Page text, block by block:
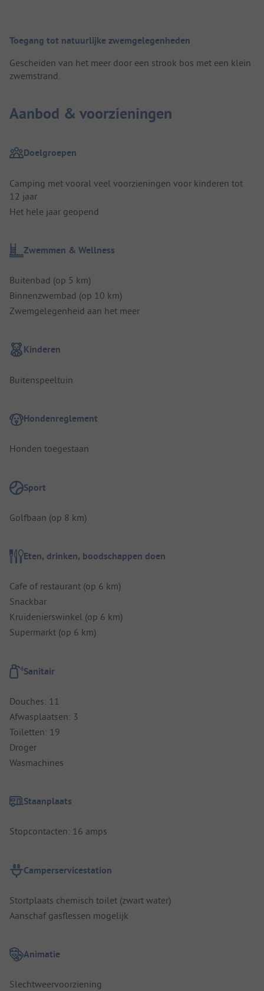
Toegang tot natuurlijke zwemgelegenheden
Gescheiden van het meer door een strook bos met een klein
zwemstrand.
Aanbod & voorzieningen
Doelgroepen
Camping met vooral veel voorzieningen voor kinderen tot
12 jaar
Het hele jaar geopend
Zwemmen & Wellness
Buitenbad (op 5 km)
Binnenzwembad (op 10 km)
Zwemgelegenheid aan het meer
Kinderen
Buitenspeeltuin
Hondenreglement
Honden toegestaan
Sport
Golfbaan (op 8 km)
Eten, drinken, boodschappen doen
Cafe of restaurant (op 6 km)
Snackbar
Kruidenierswinkel (op 6 km)
Supermarkt (op 6 km)
Sanitair
Douches: 11
Afwasplaatsen: 3
Toiletten: 19
Droger
Wasmachines
Staanplaats
Stopcontacten: 16 amps
Camperservicestation
Stortplaats chemisch toilet (zwart water)
Aanschaf gasflessen mogelijk
Animatie
Slechtweervoorziening